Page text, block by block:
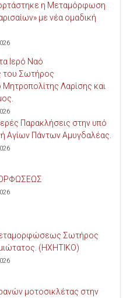
η Μεταμόρφωση
με νέα ομαδική
Ιερό Ναό
Σωτήρος
Λαρίσης και
Παρακλήσεις στην υπό
Αγίων Πάντων Αμυγδαλέας.
Σωτήρος
(ΗΧΗΤΙΚΟ)
μοτοσικλέτας στην